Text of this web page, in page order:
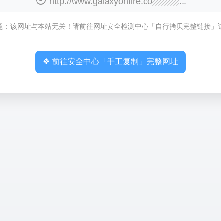
：该网址与本站无关！请前往网址安全检测中心「自行拷贝完整链接」
❖ 前往安全中心「手工复制」完整网址